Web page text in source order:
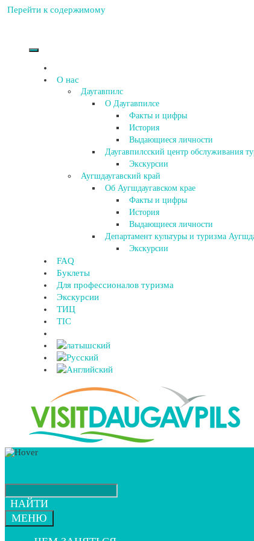
Перейти к содержимому
О нас
Даугавпилс
О Даугавпилсе
Факты и цифры
История
Выдающиеся личности
Даугавпилсский центр обслуживания
Экскурсии
Аугшдаугавский край
Об Аугшдаугавском крае
Факты и цифры
История
Выдающиеся личности
Департамент культуры и туризма
Экскурсии
FAQ
Буклеты
Для профессионалов туризма
Экскурсии
ТИЦ
TIC
НАЙТИ
МЕНЮ